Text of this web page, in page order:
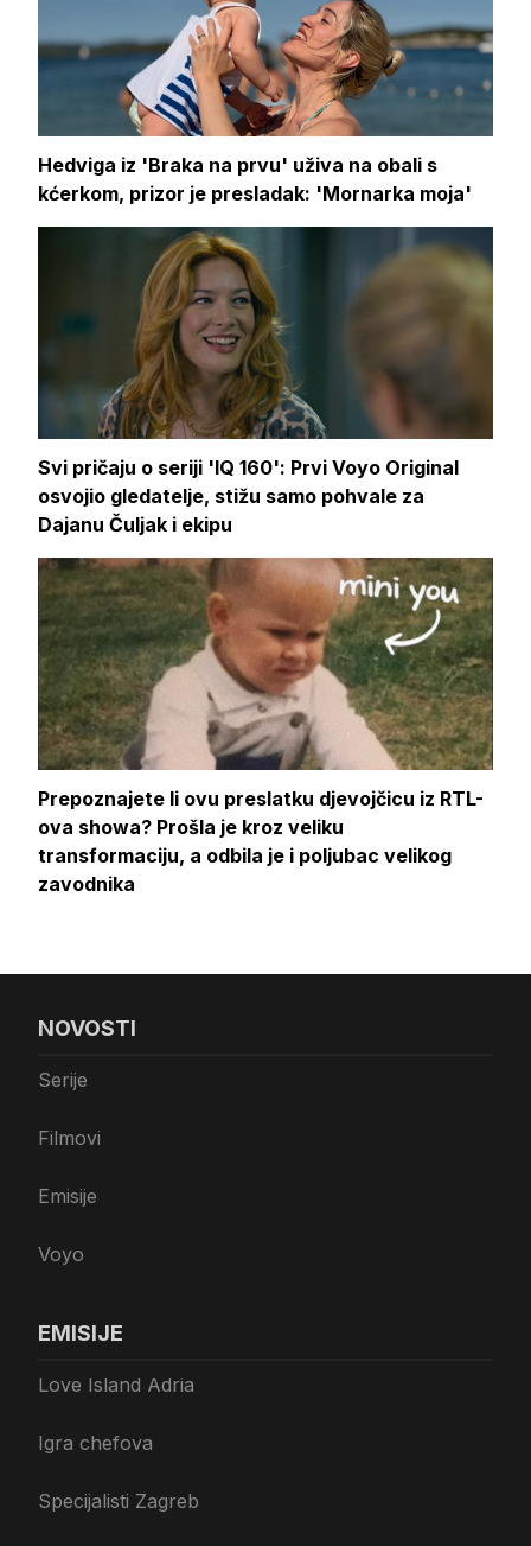
Hedviga iz 'Braka na prvu' uživa na obali s
kćerkom, prizor je presladak: 'Mornarka moja'
Svi pričaju o seriji 'IQ 160': Prvi Voyo Original
osvojio gledatelje, stižu samo pohvale za
Dajanu Čuljak i ekipu
Prepoznajete li ovu preslatku djevojčicu iz RTL-
ova showa? Prošla je kroz veliku
transformaciju, a odbila je i poljubac velikog
zavodnika
NOVOSTI
Serije
Filmovi
Emisije
Voyo
EMISIJE
Love Island Adria
Igra chefova
Specijalisti Zagreb